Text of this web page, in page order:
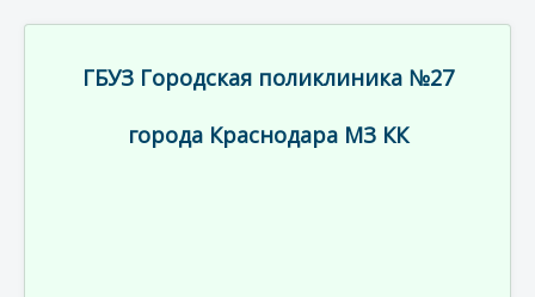
ГБУЗ Городская поликлиника №27
города Краснодара МЗ КК